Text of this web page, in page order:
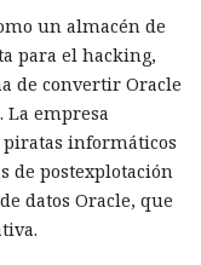
equipo de Next.js
reduce el consumo
90% y, además,
en general.
de memoria la
que desde
un almacén de
para el hacking,
de convertir Oracle
La empresa
informáticos
de postexplotación
datos Oracle, que